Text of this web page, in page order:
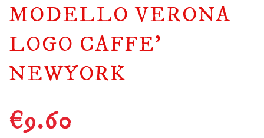
MODELLO VERONA
LOGO CAFFE’
NEWYORK
€9.60